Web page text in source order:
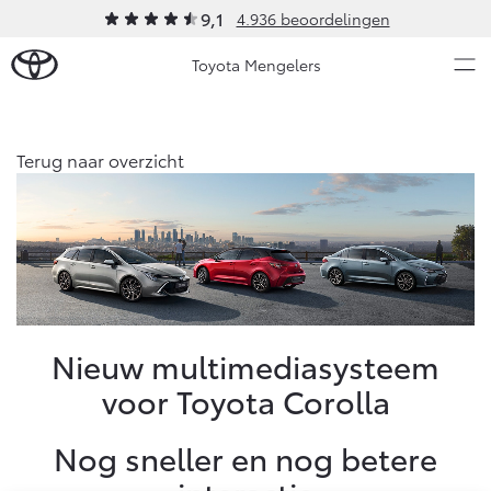
9,1 4.936 beoordelingen
Toyota Mengelers
Ons bedrijf
Ons bedrijf
Contact en Route
Vacatures
Klantbeoordelingen
Aygo X
HYBRIDE
Vanaf € 23.750,-
Yaris
HYBRIDE
Vanaf € 27.195,-
Occasions
Onderhoud
Diensten
Terug naar overzicht
Nieuw multimediasysteem
voor Toyota Corolla
Nog sneller en nog betere